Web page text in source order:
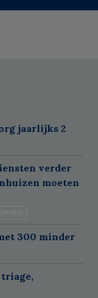
jaarlijks 2
verder
moeten
300 minder